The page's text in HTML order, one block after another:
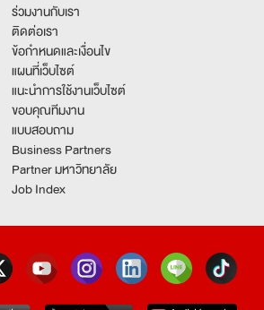
ร่วมงานกับเรา
ติดต่อเรา
ข้อกำหนดและเงื่อนไข
แผนที่เว็บไซต์
แนะนำการใช้งานเว็บไซต์
ขอบคุณทีมงาน
แบบสอบถาม
Business Partners
Partner มหาวิทยาลัย
Job Index